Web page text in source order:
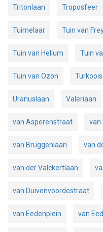
Tritonlaan Troposfeer
Tuimelaar Tuin van
Tuin van Helium Tuin
Tuin van Ozon Turkoois
Uranuslaan Valeriaan
van Asperenstraat van
van Bruggenlaan van
van der Valckertlaan
van Duivenvoordestraat
van Eedenplein van